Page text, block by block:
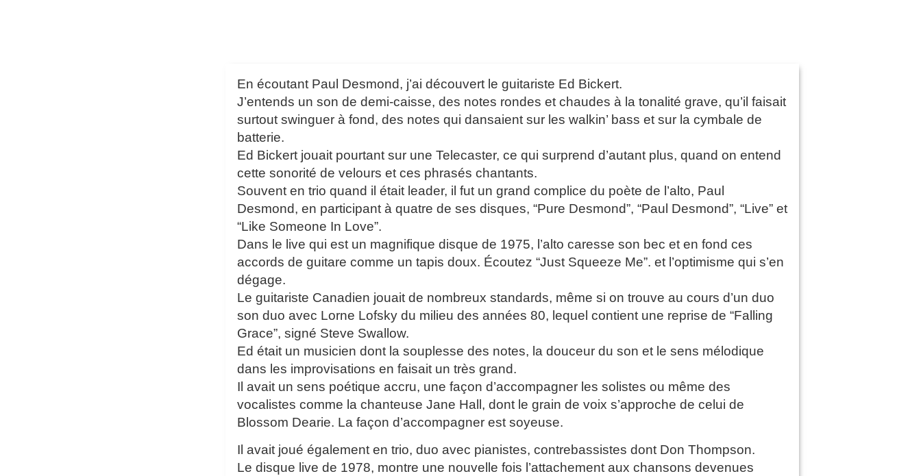
En écoutant Paul Desmond, j’ai découvert le guitariste Ed Bickert.
J’entends un son de demi-caisse, des notes rondes et chaudes à la tonalité grave, qu’il faisait
surtout swinguer à fond, des notes qui dansaient sur les walkin’ bass et sur la cymbale de
batterie.
Ed Bickert jouait pourtant sur une Telecaster, ce qui surprend d’autant plus, quand on entend
cette sonorité de velours et ces phrasés chantants.
Souvent en trio quand il était leader, il fut un grand complice du poète de l’alto, Paul
Desmond, en participant à quatre de ses disques, “Pure Desmond”, “Paul Desmond”, “Live” et
“Like Someone In Love”.
Dans le live qui est un magnifique disque de 1975, l’alto caresse son bec et en fond ces
accords de guitare comme un tapis doux. Écoutez “Just Squeeze Me”. et l’optimisme qui s’en
dégage.
Le guitariste Canadien jouait de nombreux standards, même si on trouve au cours d’un duo
son duo avec Lorne Lofsky du milieu des années 80, lequel contient une reprise de “Falling
Grace”, signé Steve Swallow.
Ed était un musicien dont la souplesse des notes, la douceur du son et le sens mélodique
dans les improvisations en faisait un très grand.
Il avait un sens poétique accru, une façon d’accompagner les solistes ou même des
vocalistes comme la chanteuse Jane Hall, dont le grain de voix s’approche de celui de
Blossom Dearie. La façon d’accompagner est soyeuse.
Il avait joué également en trio, duo avec pianistes, contrebassistes dont Don Thompson.
Le disque live de 1978, montre une nouvelle fois l’attachement aux chansons devenues